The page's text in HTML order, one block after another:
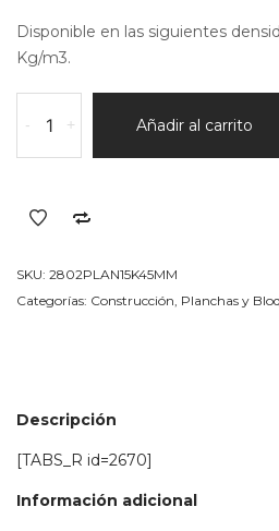
Disponible en las siguientes
Kg/m3.
-
en
EPS
15k/m3
+ Añadir al carrito
SKU: 2802PLAN15K45MM
Categorías: Construcción Planchas y
Descripción
[TABS_R id=2670]
Información adicional